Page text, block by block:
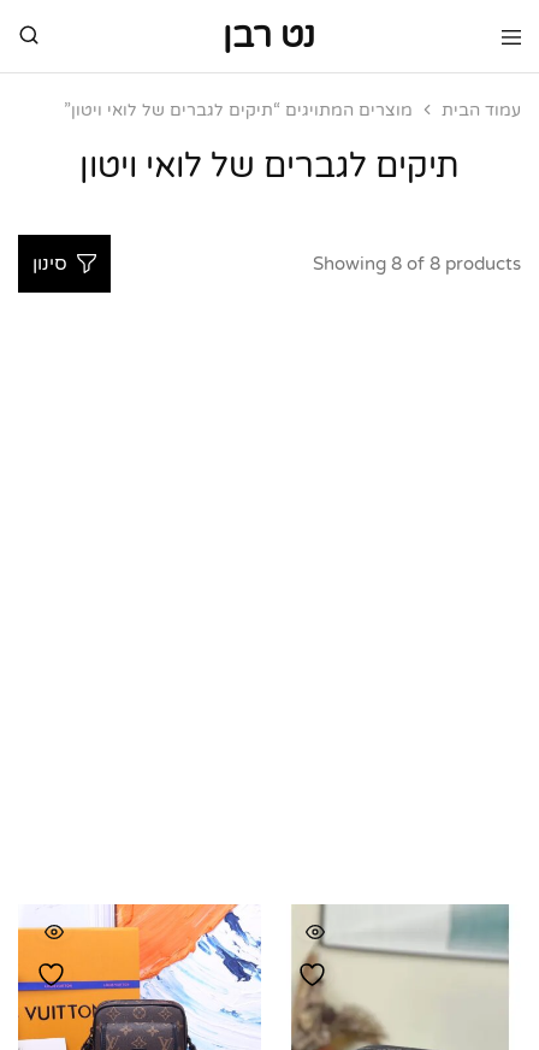
נט רבן
נט
מותגי
מותגי
עמוד הבית מוצרים המתויגים “תיקים לגברים של לואי ויטון”
תיקים לגברים של לואי ויטון
Showing 8 of 8 products